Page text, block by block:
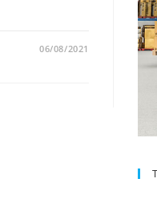
06/08/2021